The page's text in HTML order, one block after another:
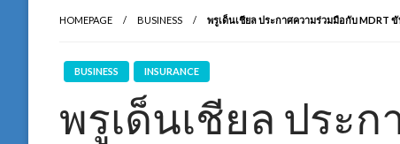
HOMEPAGE BUSINESS พรูเด็นเชียล ประกาศความร่วมมือกับ MDRT
BUSINESS INSURANCE
พรูเด็นเชียล ประ